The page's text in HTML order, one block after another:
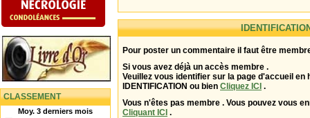
CLASSEMENT
Moy. 3 derniers mois
Pour poster un commentaire il faut être
Si vous avez déjà un accès membre .
Veuillez vous identifier sur la page d'accueil en
IDENTIFICATION ou bien Cliquez ICI .
Vous n'êtes pas membre . Vous pouvez vous
Cliquant ICI .